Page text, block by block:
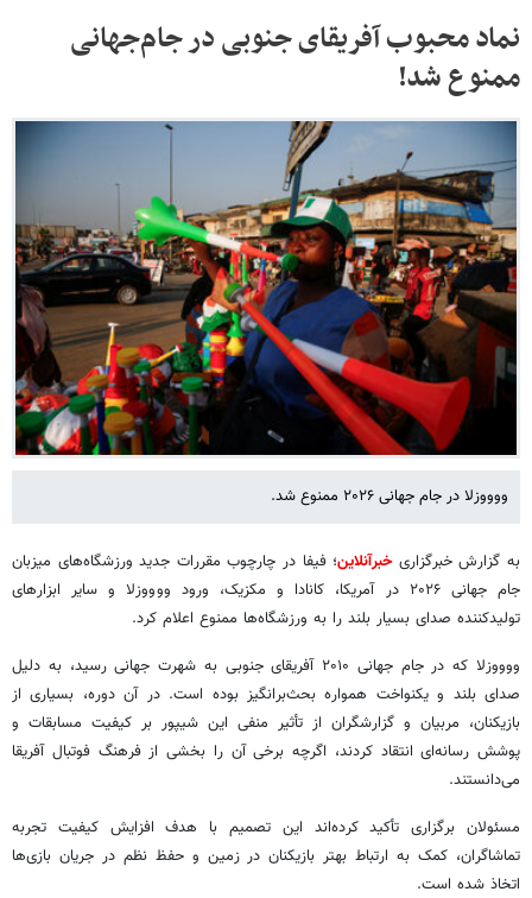
نماد محبوب آفریقای جنوبی در جام‌جهانی
ممنوع شد!
ووووزلا در جام جهانی ۲۰۲۶ ممنوع شد.
به گزارش خبرگزاریخبرآنلاین؛ فیفا در چارچوب مقررات جدید ورزشگاه‌های میزبان
جام جهانی ۲۰۲۶ در آمریکا، کانادا و مکزیک، ورود ووووزلا و سایر ابزارهای
تولیدکننده صدای بسیار بلند را به ورزشگاه‌ها ممنوع اعلام کرد.
ووووزلا که در جام جهانی ۲۰۱۰ آفریقای جنوبی به شهرت جهانی رسید، به دلیل
صدای بلند و یکنواخت همواره بحث‌برانگیز بوده است. در آن دوره، بسیاری از
بازیکنان، مربیان و گزارشگران از تأثیر منفی این شیپور بر کیفیت مسابقات و
پوشش رسانه‌ای انتقاد کردند، اگرچه برخی آن را بخشی از فرهنگ فوتبال آفریقا
می‌دانستند.
مسئولان برگزاری تأکید کرده‌اند این تصمیم با هدف افزایش کیفیت تجربه
تماشاگران، کمک به ارتباط بهتر بازیکنان در زمین و حفظ نظم در جریان بازی‌ها
اتخاذ شده است.